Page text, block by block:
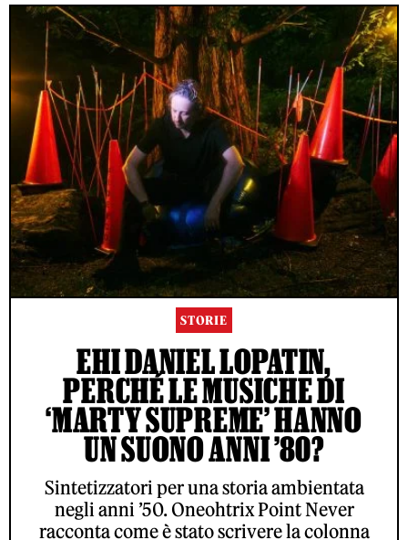
STORIE
EHI DANIEL LOPATIN,
PERCHÉ LE MUSICHE DI
‘MARTY SUPREME’ HANNO
UN SUONO ANNI ’80?
Sintetizzatori per una storia ambientata
negli anni ’50. Oneohtrix Point Never
racconta come è stato scrivere la colonna